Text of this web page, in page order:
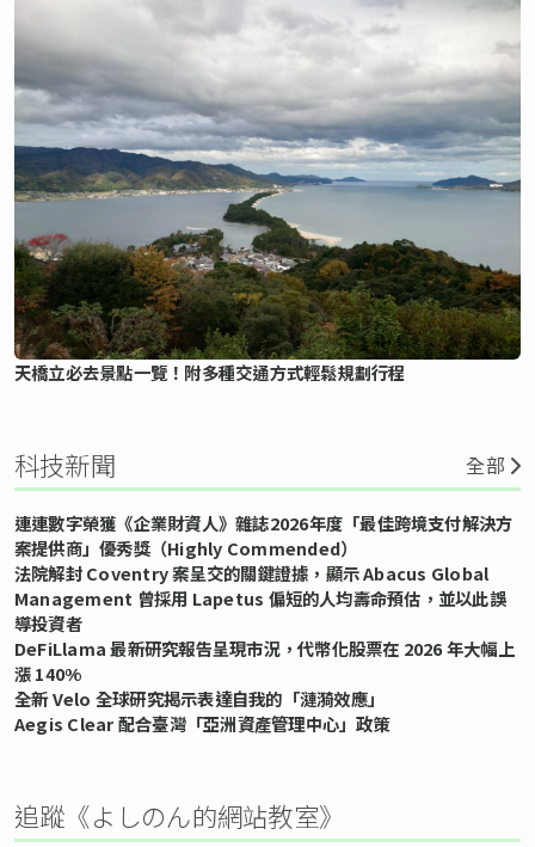
天橋立必去景點一覽！附多種交通方式輕鬆規劃行程
科技新聞 全部
連連數字榮獲《企業財資人》雜誌2026年度「最佳跨境支付解決方
案提供商」優秀獎（Highly Commended）
法院解封 Coventry 案呈交的關鍵證據，顯示 Abacus Global
Management 曾採用 Lapetus 偏短的人均壽命預估，並以此誤
導投資者
DeFiLlama 最新研究報告呈現市況，代幣化股票在 2026 年大幅上
漲 140%
全新 Velo 全球研究揭示表達自我的「漣漪效應」
Aegis Clear 配合臺灣「亞洲資產管理中心」政策
追蹤《よしのん的網站教室》